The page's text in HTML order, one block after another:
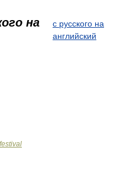
на
с русского на
английский
festival